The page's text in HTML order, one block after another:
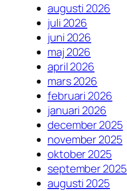
augusti 2026
juli 2026
juni 2026
maj 2026
april 2026
mars 2026
februari 2026
januari 2026
december 2025
november 2025
oktober 2025
september 2025
augusti 2025